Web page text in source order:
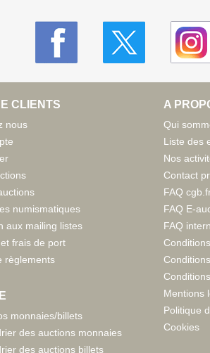
CLIENTS
nous
numismatiques
aux mailing listes
frais de port
règlements
monnaies/billets
des auctions monnaies
des auctions billets
A
Qui
Liste des
Nos
Contact
FAQ
FAQ E-
FAQ
Mentions
Politique
Cookies